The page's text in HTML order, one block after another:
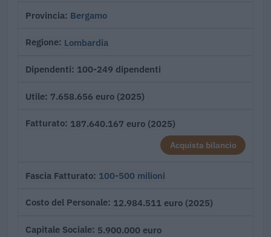
Provincia Bergamo
Regione Lombardia
Dipendenti 100-249 dipendenti
Utile 7.658.656 euro (2025)
Fatturato 187.640.167 euro (2025)
Acquista bilancio
Fascia Fatturato 100-500 milioni
Costo del Personale 12.984.511 euro (2025)
Capitale Sociale 5.900.000 euro